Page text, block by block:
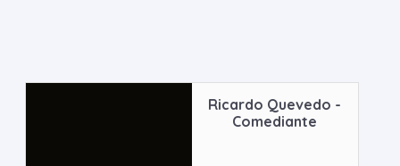
Ricardo Quevedo -
Comediante